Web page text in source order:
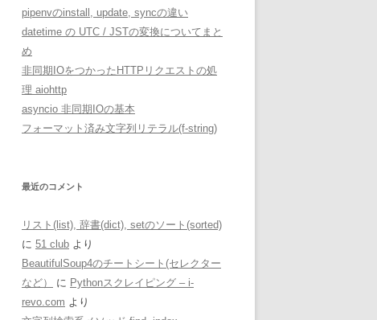
pipenvのinstall, update, syncの違い
datetime の UTC / JSTの変換についてまと
め
非同期IOをつかったHTTPリクエストの処
理 aiohttp
asyncio 非同期IOの基本
フォーマット済み文字列リテラル(f-string)
最近のコメント
リスト(list), 辞書(dict), setのソート(sorted)
に 51 club より
BeautifulSoup4のチートシート(セレクター
など）
に Pythonスクレイピング – i-
revo.com より